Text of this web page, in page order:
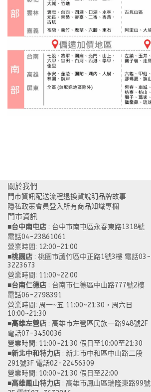
關於我們
門市資訊配送流程退換貨說明品牌故事
隱私政策會員登入所有商品知識專欄
門市資訊
■台中南屯店 : 台中市南屯區永春東路1318號
電話04-23861061
營業時間: 12:00~21:00
■桃園店 : 桃園市蘆竹區中正路1號3樓 電話03-
3223673
營業時間: 11:00~22:00
■台南仁德店 : 台南市仁德區中山路777號2樓
電話06-2798391
營業時間: 周一~五 11:00~21:30，周六日
10:00~21:30
■高雄左營店 : 高雄市左營區民族一路948號2F
電話07-3450036
營業時間: 11:00~21:30 假日至10:00至21:30
■新北中和特力店 : 新北市中和區中山路二段
291號3F 電話02-22456309
營業時間: 10:00~21:30 假日至22:00
■高雄鳳山特力店 : 高雄市鳳山區瑞隆東路99號